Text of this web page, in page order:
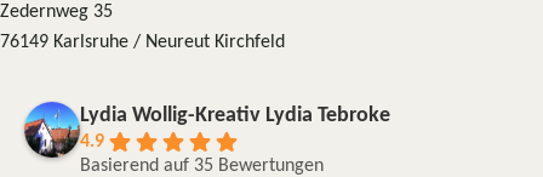
Zedernweg 35
76149 Karlsruhe / Neureut Kirchfeld
Lydia Wollig-Kreativ Lydia Tebroke
4.9
Basierend auf 35 Bewertungen